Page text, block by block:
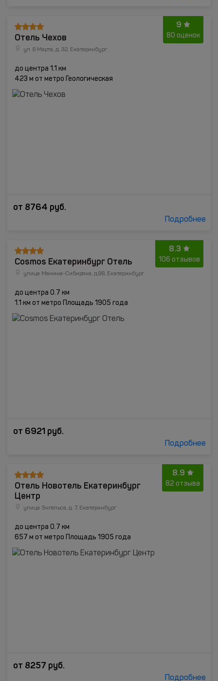
9
80 оценок
Отель Чехов
ул. 8 Марта, д. 32, Екатеринбург
до центра 1.1 км
423 м от метро Геологическая
от 8764 руб.
Подробнее
8.3
106 отзывов
Cosmos Екатеринбург Отель
улица Мамина-Сибиряка, д.98, Екатеринбург
до центра 0.7 км
1.1 км от метро Площадь 1905 года
от 6921 руб.
Подробнее
8.9
82 отзыва
Отель Новотель Екатеринбург
Центр
улица Энгельса, д. 7, Екатеринбург
до центра 0.7 км
657 м от метро Площадь 1905 года
от 8257 руб.
Подробнее